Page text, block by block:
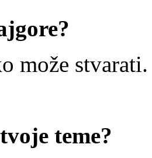
može stvarati.
teme?